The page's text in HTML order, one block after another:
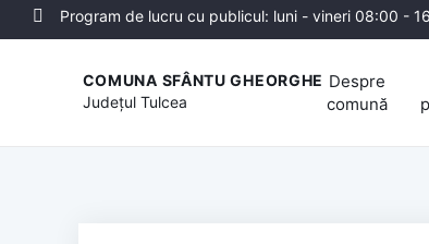
Program de lucru cu publicul: luni - vineri 08:00 -
COMUNA SFÂNTU GHEORGHE
Județul Tulcea
Despre
comună